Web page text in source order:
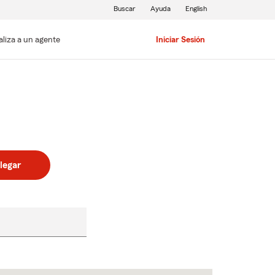
a un agente Iniciar Sesión
Buscar Ayuda English